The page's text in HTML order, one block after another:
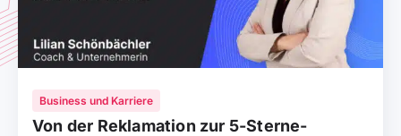
Business und Karriere
Von der Reklamation zur 5-Sterne-